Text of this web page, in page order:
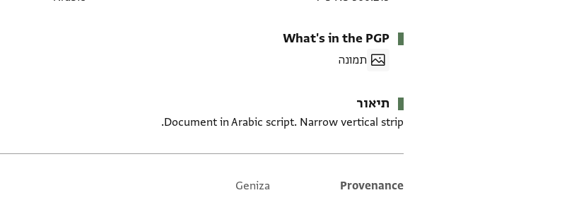
What's in the PGP
תמונה
תיאור
Document in Arabic script. Narrow vertical strip.
Additional metadata
Provenance
Geniza